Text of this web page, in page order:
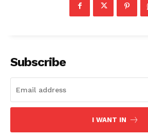
Мапа сайту
Subscribe
I WANT IN